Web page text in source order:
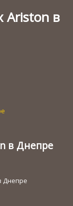
Ariston в
в Днепре
Днепре